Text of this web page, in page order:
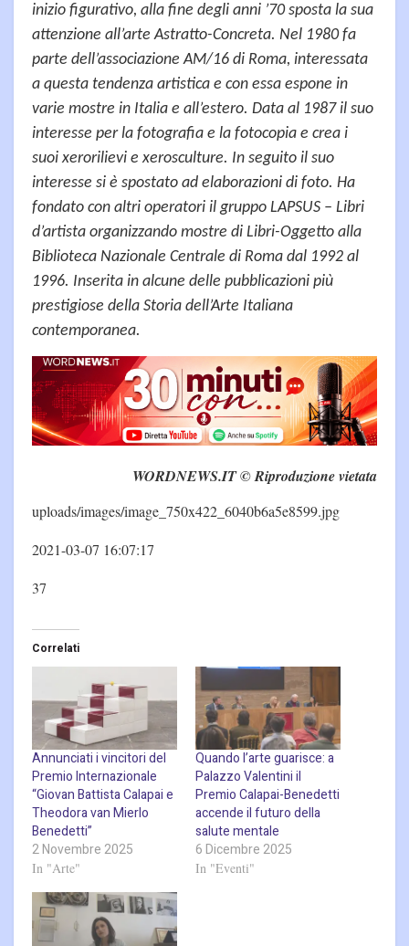
inizio figurativo, alla fine degli anni ’70 sposta la sua
attenzione all’arte Astratto-Concreta. Nel 1980 fa
parte dell’associazione AM/16 di Roma, interessata
a questa tendenza artistica e con essa espone in
varie mostre in Italia e all’estero. Data al 1987 il suo
interesse per la fotografia e la fotocopia e crea i
suoi xerorilievi e xerosculture. In seguito il suo
interesse si è spostato ad elaborazioni di foto. Ha
fondato con altri operatori il gruppo LAPSUS – Libri
d’artista organizzando mostre di Libri-Oggetto alla
Biblioteca Nazionale Centrale di Roma dal 1992 al
1996. Inserita in alcune delle pubblicazioni più
prestigiose della Storia dell’Arte Italiana
contemporanea.
WORDNEWS.IT © Riproduzione vietata
uploads/images/image_750x422_6040b6a5e8599.jpg
2021-03-07 16:07:17
37
Correlati
Annunciati i vincitori del
Premio Internazionale
“Giovan Battista Calapai e
Theodora van Mierlo
Benedetti”
2 Novembre 2025
In "Arte"
Quando l’arte guarisce: a
Palazzo Valentini il
Premio Calapai-Benedetti
accende il futuro della
salute mentale
6 Dicembre 2025
In "Eventi"